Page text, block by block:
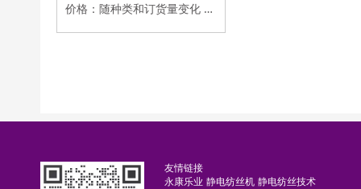
价格：随种类和订货量变化 加工定制：是/否 包装说明：幅宽，卷材
友情链接
永康乐业 静电纺丝机 静电纺丝技术